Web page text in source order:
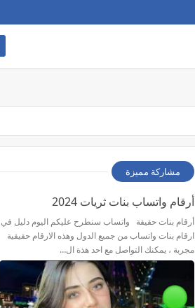
مشاركة مميزة
أرقام واتساب بنات ثريات 2024
أرقام بنات حقيقة واتساب سنطرح عليكم اليوم دليل في
ارقام بنات واتساب من جميع الدول وهذه الارقام حقيقية
مجربة ، يمكنك التواصل مع احد هذة ال…